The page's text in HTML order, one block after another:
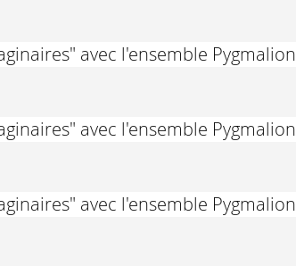
avec l'ensemble Pygmalion
avec l'ensemble Pygmalion
avec l'ensemble Pygmalion